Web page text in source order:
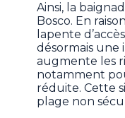
Ainsi, la
Bosco. En
lapente
désormais une
augmente les
notamment
réduite. Cette
plage non